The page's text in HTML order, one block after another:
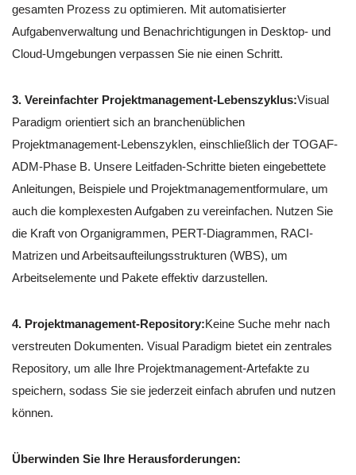
gesamten Prozess zu optimieren. Mit automatisierter
Aufgabenverwaltung und Benachrichtigungen in Desktop- und
Cloud-Umgebungen verpassen Sie nie einen Schritt.
3. Vereinfachter Projektmanagement-Lebenszyklus:Visual
Paradigm orientiert sich an branchenüblichen
Projektmanagement-Lebenszyklen, einschließlich der TOGAF-
ADM-Phase B. Unsere Leitfaden-Schritte bieten eingebettete
Anleitungen, Beispiele und Projektmanagementformulare, um
auch die komplexesten Aufgaben zu vereinfachen. Nutzen Sie
die Kraft von Organigrammen, PERT-Diagrammen, RACI-
Matrizen und Arbeitsaufteilungsstrukturen (WBS), um
Arbeitselemente und Pakete effektiv darzustellen.
4. Projektmanagement-Repository:Keine Suche mehr nach
verstreuten Dokumenten. Visual Paradigm bietet ein zentrales
Repository, um alle Ihre Projektmanagement-Artefakte zu
speichern, sodass Sie sie jederzeit einfach abrufen und nutzen
können.
Überwinden Sie Ihre Herausforderungen: